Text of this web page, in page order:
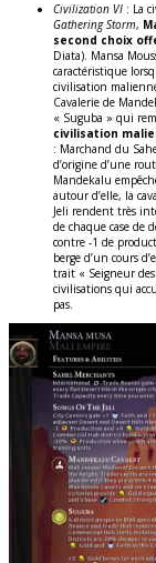
Civilization VI : La
Gathering Storm,
second choix
Diata). Mansa
caractéristique
civilisation
Cavalerie de
« Suguba » qui
civilisation
: Marchand du
d’origine d’une
Mandekalu
autour d’elle, la
Jeli rendent très
de chaque case de
contre -1 de
berge d’un cours
trait « Seigneur
civilisations qui
pas.